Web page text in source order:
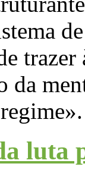
trazer
da
luta